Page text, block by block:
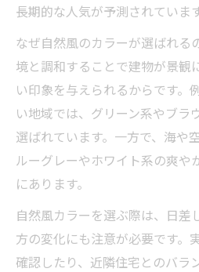
長期的な人気が予測されています
なぜ自然風のカラーが選ばれる
境と調和することで建物が景観
い印象を与えられるからです。
い地域では、グリーン系やブラ
選ばれています。一方で、海や
ルーグレーやホワイト系の爽や
にあります。
自然風カラーを選ぶ際は、日差
方の変化にも注意が必要です。
確認したり、近隣住宅とのバラ